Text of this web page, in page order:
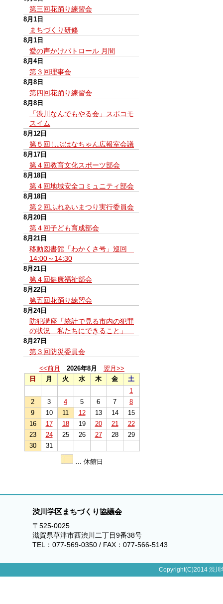
第三回花踊り練習会
8月1日
まちづくり研修
8月1日
愛の声かけパトロール 月間
8月4日
第３回理事会
8月8日
第四回花踊り練習会
8月8日
「渋川なんでもやる会」スポコモ
スイム
8月12日
第５回しぶはなちゃん広報室会議
8月17日
第４回教育文化スポーツ部会
8月18日
第４回地域安全コミュニティ部会
8月18日
第２回ふれあいまつり実行委員会
8月20日
第４回子ども育成部会
8月21日
移動図書館「わかくさ号」巡回
14:00～14:30
8月21日
第４回健康福祉部会
8月22日
第五回花踊り練習会
8月24日
防犯講座「統計で見る市内の犯罪
の状況 私たちにできること」
8月27日
第３回防災委員会
<<前月 2026年8月
翌月>>
日
月 火 水 木 金
土
1
2
3 4 5 6 7
8
9
10 11 12 13 14
15
16
17 18 19 20 21
22
23
24 25 26 27 28
29
30
31
… 休館日
渋川学区まちづくり協議会
〒525-0025
滋賀県草津市西渋川二丁目9番38号
TEL：077-569-0350 / FAX：077-566-5143
Copyright(C)2014 渋川